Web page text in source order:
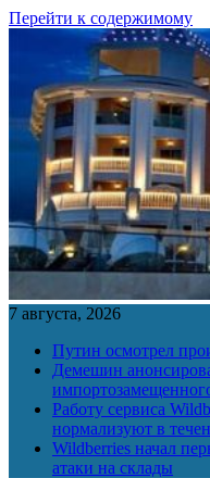
Перейти к содержимому
7 августа, 2026
Путин осмотрел
Демешин
Работу сервиса
нормализуют в
Wildberries начал
атаки на склады